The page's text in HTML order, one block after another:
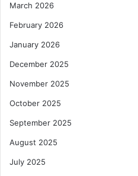
March 2026
February 2026
January 2026
December 2025
November 2025
October 2025
September 2025
August 2025
July 2025